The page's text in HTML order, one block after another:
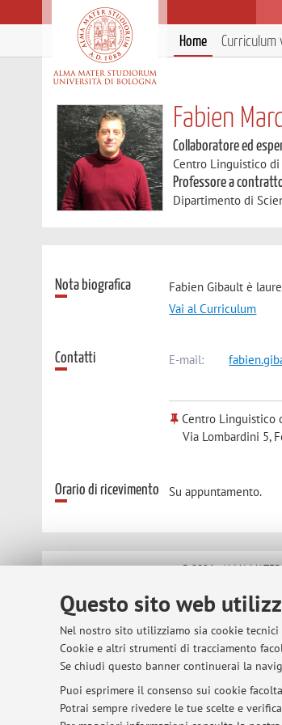
Questo sito web
Nel nostro sito utilizziamo sia cookie
Cookie e altri strumenti di tracciamento
Se chiudi questo banner continuerai la
Puoi esprimere il consenso sui cookie
Potrai sempre rivedere le tue scelte e
Home Curriculum
Fabien
Collaboratore ed
Centro Linguistico
Professore a
Dipartimento di
Nota biografica
Fabien Gibault è
Vai al Curriculum
Contatti E-mail:
Centro Linguistico
Via Lombardini 5,
Orario di ricevimento Su appuntamento.
© 2026 - ALMA